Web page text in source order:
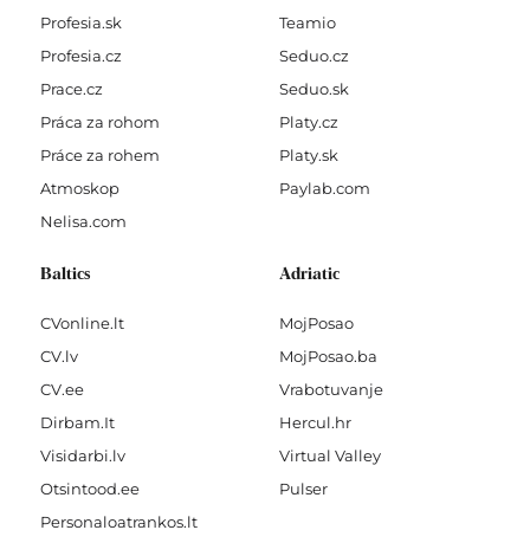
Profesia.sk
Profesia.cz
Prace.cz
Práca za rohom
Práce za rohem
Atmoskop
Nelisa.com
Teamio
Seduo.cz
Seduo.sk
Platy.cz
Platy.sk
Paylab.com
Baltics
CVonline.lt
CV.lv
CV.ee
Dirbam.It
Visidarbi.lv
Otsintood.ee
Personaloatrankos.lt
Adriatic
MojPosao
MojPosao.ba
Vrabotuvanje
Hercul.hr
Virtual Valley
Pulser